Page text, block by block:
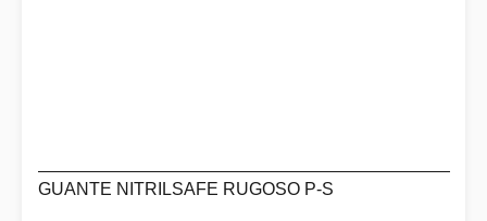
GUANTE NITRILSAFE RUGOSO P-S